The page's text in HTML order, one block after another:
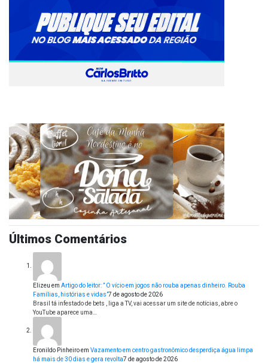
Últimos Comentários
Elizeu em Artigo do leitor: ” O vício em jogos não rouba apenas dinheiro. Rouba
Famílias, histórias e vidas”7 de agosto de 2026
Brasil tá infestado de bets , liga a TV, vai acessar um site de notícias, abre o
YouTube aparece uma…
Eronildo Pinheiroem Vazamento em centro gastronômico desperdiça água limpa
há mais de 30 dias e gera revolta7 de agosto de 2026